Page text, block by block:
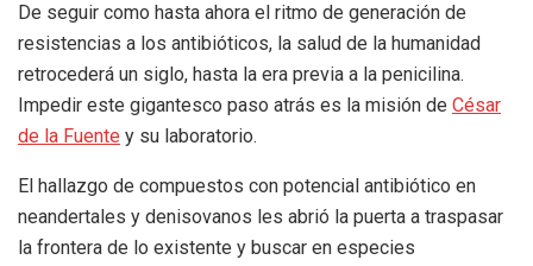
De seguir como hasta ahora el ritmo de generación de
resistencias a los antibióticos, la salud de la humanidad
retrocederá un siglo, hasta la era previa a la penicilina.
Impedir este gigantesco paso atrás es la misión de César
de la Fuente y su laboratorio.
El hallazgo de compuestos con potencial antibiótico en
neandertales y denisovanos les abrió la puerta a traspasar
la frontera de lo existente y buscar en especies